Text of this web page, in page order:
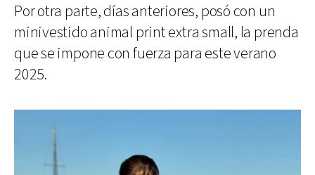
Por otra parte, días anteriores, posó con un
minivestido animal print extra small, la prenda
que se impone con fuerza para este verano
2025.